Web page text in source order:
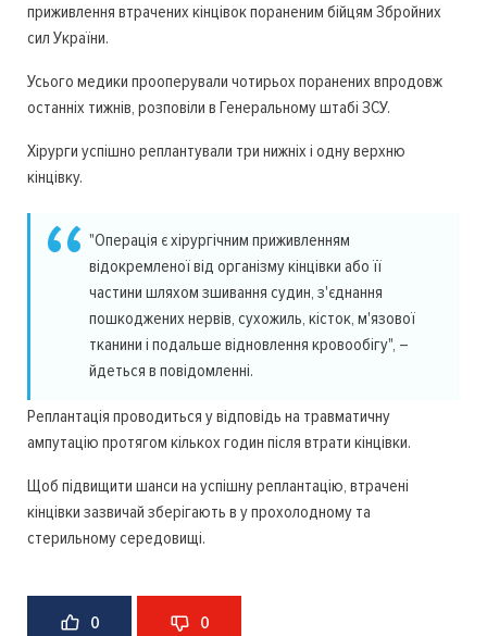
приживлення втрачених кінцівок пораненим бійцям Збройних
сил України.
Усього медики прооперували чотирьох поранених впродовж
останніх тижнів, розповіли в Генеральному штабі ЗСУ.
Хірурги успішно реплантували три нижніх і одну верхню
кінцівку.
"Операція є хірургічним приживленням
відокремленої від організму кінцівки або її
частини шляхом зшивання судин, з'єднання
пошкоджених нервів, сухожиль, кісток, м'язової
тканини і подальше відновлення кровообігу", –
йдеться в повідомленні.
Реплантація проводиться у відповідь на травматичну
ампутацію протягом кількох годин після втрати кінцівки.
Щоб підвищити шанси на успішну реплантацію, втрачені
кінцівки зазвичай зберігають в у прохолодному та
стерильному середовищі.
0 0